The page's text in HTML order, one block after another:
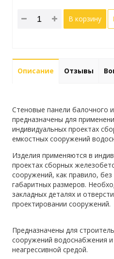
В корзину
Описание Отзывы
Стеновые панели балочного
предназначены для
индивидуальных проектах
емкостных сооружений
Изделия применяются в
проектах сборных
сооружений, как правило,
габаритных размеров.
закладных деталях и
проектировании сооружений.
Предназначены для
сооружений водоснабжения и
неагрессивной средой.